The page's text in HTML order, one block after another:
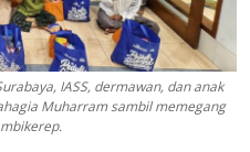
IASS, dermawan, dan anak
Muharram sambil memegang